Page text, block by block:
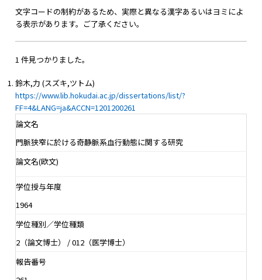
文字コードの制約があるため、実際と異なる漢字あるいはヨミによ
る表示があります。ご了承ください。
1 件見つかりました。
鈴木,力 (スズキ,ツトム)
https://www.lib.hokudai.ac.jp/dissertations/list/?
FF=4&LANG=ja&ACCN=1201200261
論文名
門脈狭窄に於ける奇静脈系血行動態に関する研究
論文名(欧文)
学位授与年度
1964
学位種別／学位種類
2（論文博士） / 012（医学博士）
報告番号